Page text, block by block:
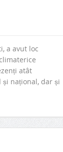
a avut loc
atât
național, dar și